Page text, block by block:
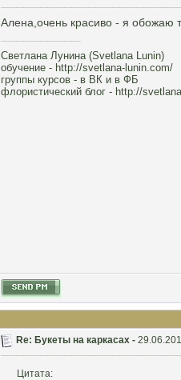
Алена,очень красиво - я обожаю
Светлана Лунина (Svetlana Lunin)
обучение - http://svetlana-lunin.com/
группы курсов - в ВК и в ФБ
флористический блог - http://
Re: Букеты на каркасах -
Цитата: